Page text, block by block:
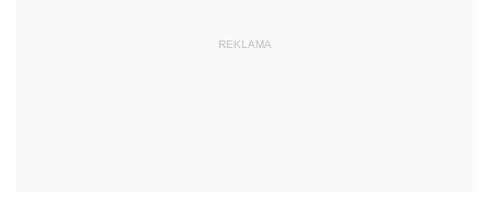
REKLAMA